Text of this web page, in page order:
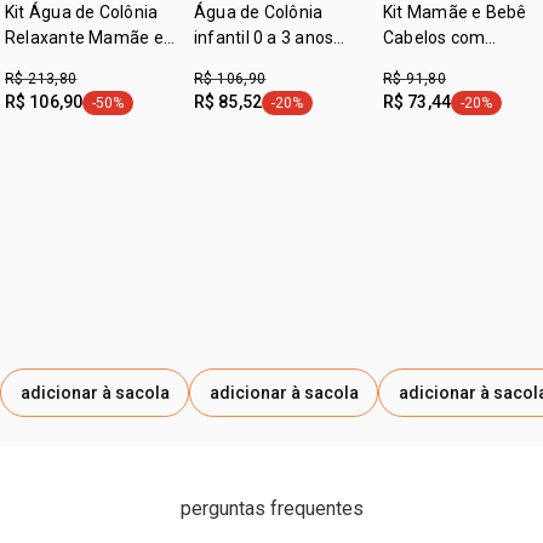
Kit Água de Colônia
Relaxante Mamãe e
R$ 213,80
R$ 106,90 etiqueta -50%
-50%
adicionar à sacola
Água de Colônia
infantil 0 a 3 anos
R$ 106,90
R$ 85,52 etiqueta -20%
-20%
adicionar à sacola
Kit Mamãe e Bebê
Cabelos com
(2 produtos)
R$ 91,80
R$ 73,44 etiqueta -
-20%
adicionar à
perguntas frequentes